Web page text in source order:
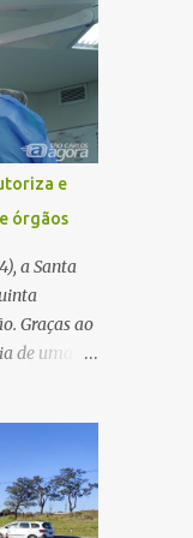
Essa
na teoria
sentido
de
aconteceu
de
acordo
na
20), a
abertura
o
que
de
e
órgãos
a Santa
Graças ao
de uma
nova
órgão com